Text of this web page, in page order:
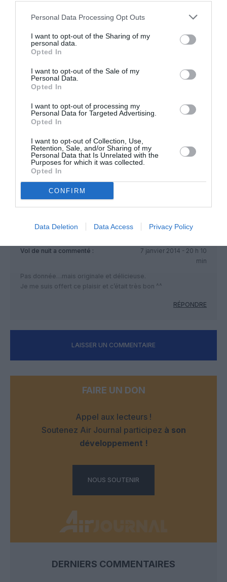
Personal Data Processing Opt Outs
I want to opt-out of the Sharing of my
personal data.
Opted In
I want to opt-out of the Sale of my
Personal Data.
Opted In
I want to opt-out of processing my
Personal Data for Targeted Advertising.
Opted In
I want to opt-out of Collection, Use,
Retention, Sale, and/or Sharing of my
Personal Data that Is Unrelated with the
Purposes for which it was collected.
Opted In
CONFIRM
Data Deletion Data Access Privacy Policy
min
est culturelle et dans sa forme n’existe pratiquement qu’en
France (galette fourré à la frangipane). Qu’elle soit athée,
mange la galette des rois.
Joke a commenté :
je suis le premier à en manger (pas par religion mais
pcq c’est bon !! lol) mais medzou vous n’êtes pas
tout le monde beaucoup de personnes ne faîtes pas
l’épiphanie
Vol de nuit a commenté :
7 janvier 2014 - 20 h 10
min
Pas donnée…mais originale et délicieuse.
Je me suis offert ce plaisir et c’était très bon ^^
RÉPONDRE
LAISSER UN COMMENTAIRE
FAIRE UN DON
Appel aux lecteurs !
Soutenez Air Journal participez à son
développement !
NOUS SOUTENIR
DERNIERS COMMENTAIRES